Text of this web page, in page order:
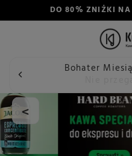
DO 80% ZNIŻKI
Bohater
<